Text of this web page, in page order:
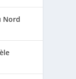
Nord